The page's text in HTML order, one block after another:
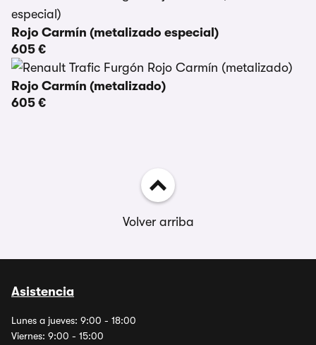
Rojo Carmín (metalizado especial)
605 €
Rojo Carmín (metalizado)
605 €
Volver arriba
Asistencia
Lunes a jueves: 9:00 - 18:00
Viernes: 9:00 - 15:00